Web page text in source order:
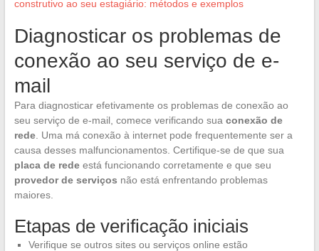
construtivo ao seu estagiário: métodos e exemplos
Diagnosticar os problemas de
conexão ao seu serviço de e-
mail
Para diagnosticar efetivamente os problemas de conexão ao
seu serviço de e-mail, comece verificando sua conexão de
rede. Uma má conexão à internet pode frequentemente ser a
causa desses malfuncionamentos. Certifique-se de que sua
placa de redeestá funcionando corretamente e que seu
provedor de serviços não está enfrentando problemas
maiores.
Etapas de verificação iniciais
Verifique se outros sites ou serviços online estão